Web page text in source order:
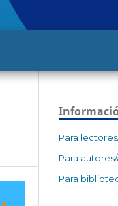
Para
Para autores/
Para